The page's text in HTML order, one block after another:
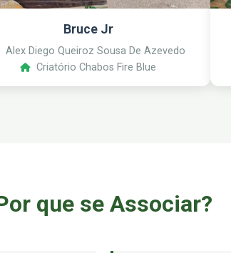
Bruce Jr
Alex Diego Queiroz Sousa De Azevedo
Criatório Chabos Fire Blue
que se Associar?